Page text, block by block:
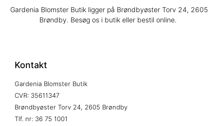
Gardenia Blomster Butik ligger på Brøndbyøster Torv 24, 2605
Brøndby. Besøg os i butik eller bestil online.
Kontakt
Gardenia Blomster Butik
CVR: 35611347
Brøndbyøster Torv 24, 2605 Brøndby
Tlf. nr: 36 75 1001